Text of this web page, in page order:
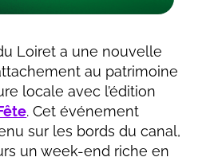
Loiret a une nouvelle
au patrimoine
locale avec l’édition
. Cet événement
sur les bords du canal,
un week-end riche en